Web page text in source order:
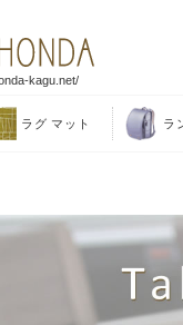
kagu.net/
ラグ マット ラ